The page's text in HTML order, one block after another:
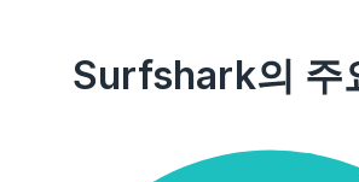
Surfshark의 주